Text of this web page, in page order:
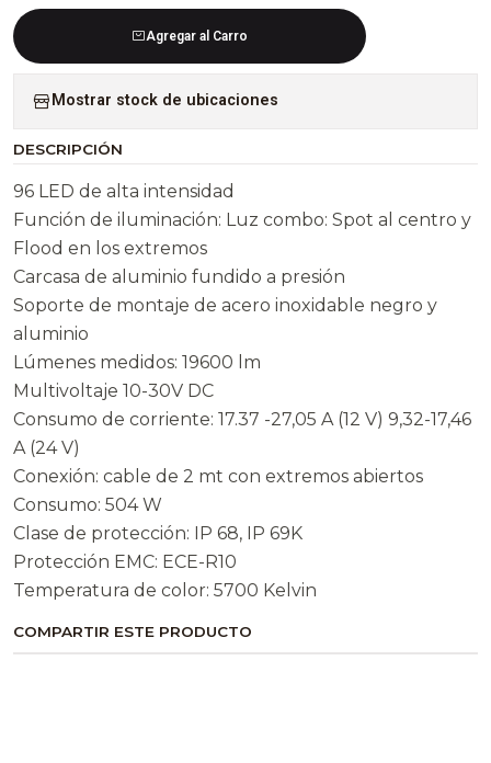
Agregar al Carro
Mostrar stock de ubicaciones
DESCRIPCIÓN
96 LED de alta intensidad
Función de iluminación: Luz combo: Spot al centro y
Flood en los extremos
Carcasa de aluminio fundido a presión
Soporte de montaje de acero inoxidable negro y
aluminio
Lúmenes medidos: 19600 lm
Multivoltaje 10-30V DC
Consumo de corriente: 17.37 -27,05 A (12 V) 9,32-17,46
A (24 V)
Conexión: cable de 2 mt con extremos abiertos
Consumo: 504 W
Clase de protección: IP 68, IP 69K
Protección EMC: ECE-R10
Temperatura de color: 5700 Kelvin
COMPARTIR ESTE PRODUCTO